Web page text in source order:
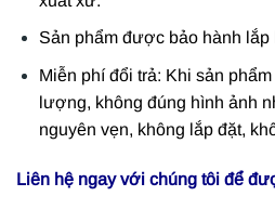
Sản phẩm được bảo hành lắp
Miễn phí đổi trả: Khi sản
lượng, không đúng hình ảnh
nguyên vẹn, không lắp đặt,
Liên hệ ngay với chúng tôi để